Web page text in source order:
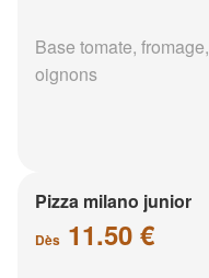
Base tomate,
oignons
Pizza milano junior
Dès 11.50 €